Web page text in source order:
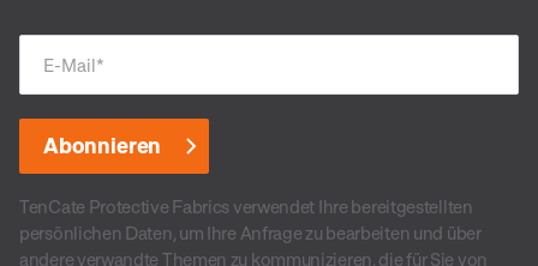
E-Mail*
TenCate Protective Fabrics verwendet Ihre bereitgestellten
persönlichen Daten, um Ihre Anfrage zu bearbeiten und über
andere verwandte Themen zu kommunizieren, die für Sie von